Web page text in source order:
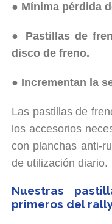
● Mínima pérdida
● Pastillas de
disco de freno.
● Incrementan la
Las pastillas de
los accesorios
con planchas anti-
de utilización diario.
Nuestras
primeros del